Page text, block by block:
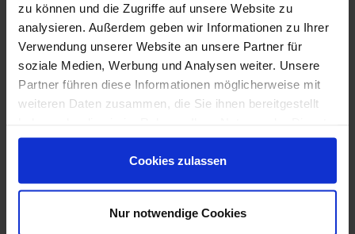
zu können und die Zugriffe auf unsere Website zu
analysieren. Außerdem geben wir Informationen zu Ihrer
Verwendung unserer Website an unsere Partner für
soziale Medien, Werbung und Analysen weiter. Unsere
Partner führen diese Informationen möglicherweise mit
weiteren Daten zusammen, die Sie ihnen bereitgestellt
gesammelt haben.
Cookies zulassen
Nur notwendige Cookies
Downloads